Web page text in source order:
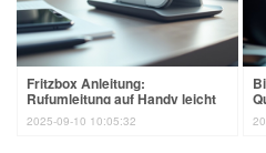
Fritzbox Anleitung:
Rufumleitung auf Handy leicht
gemacht
2025-09-10 10:05:32